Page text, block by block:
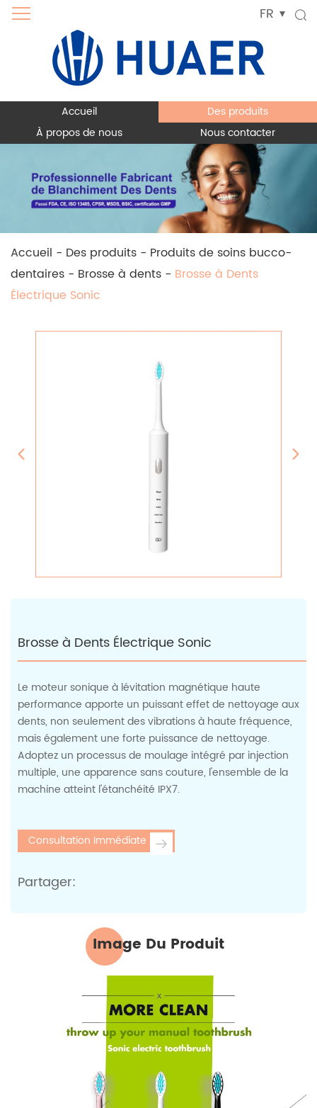
FR
Accueil
Des produits
À propos de nous
Nous contacter
Accueil - Des produits - Produits de soins bucco-
dentaires - Brosse à dents - Brosse à Dents
Électrique Sonic
Brosse à Dents Électrique Sonic
Le moteur sonique à lévitation magnétique haute
performance apporte un puissant effet de nettoyage aux
dents, non seulement des vibrations à haute fréquence,
mais également une forte puissance de nettoyage.
Adoptez un processus de moulage intégré par injection
multiple, une apparence sans couture, l'ensemble de la
machine atteint l'étanchéité IPX7.
Consultation Immédiate
Partager:
Image Du Produit